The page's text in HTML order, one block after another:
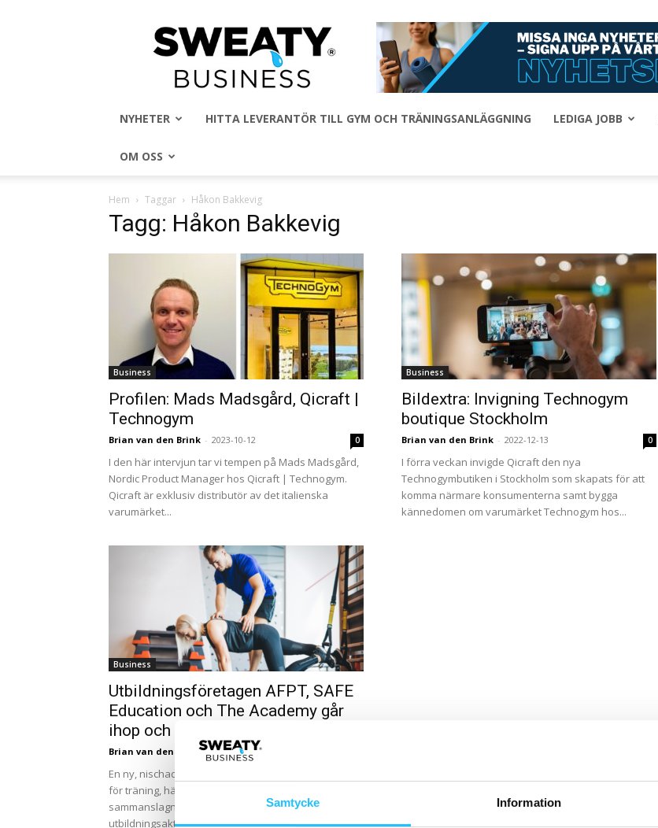
Samtycke Information
Sweaty
Business
NYHETER HITTA LEVERANTÖR TILL GYM OCH TRÄNINGSANLÄGGNING LEDIGA JOBB
OM OSS
Hem Taggar Håkon Bakkevig
Tagg: Håkon Bakkevig
Business
Profilen: Mads Madsgård, Qicraft |
Technogym
Brian van den Brink - 2023-10-12 0
I den här intervjun tar vi tempen på Mads Madsgård,
Nordic Product Manager hos Qicraft | Technogym.
Qicraft är exklusiv distributör av det italienska
varumärket...
Business
Bildextra: Invigning Technogym
boutique Stockholm
Brian van den Brink - 2022-12-13 0
I förra veckan invigde Qicraft den nya
Technogymbutiken i Stockholm som skapats för att
komma närmare konsumenterna samt bygga
kännedomen om varumärket Technogym hos...
Business
Utbildningsföretagen AFPT, SAFE
Education och The Academy går
ihop och bildar...
Brian van den Brink - 2022-11-03
En ny, nischad, företagsgrupp inom digital utbildning
för träning, hälsa och välmående skapas genom
sammanslagningen av Norges och Sveriges ledande
utbildningsaktörer. AFPT, SAFE Education och...